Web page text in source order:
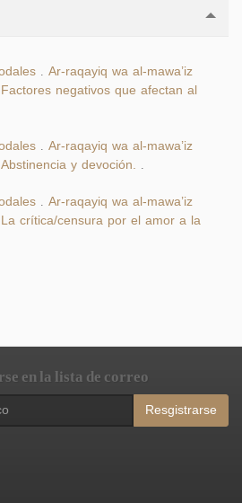
Ar-raqayiq wa al-mawa’iz
Factores negativos que afectan al
Ar-raqayiq wa al-mawa’iz
Abstinencia y devoción.
Ar-raqayiq wa al-mawa’iz
La crítica/censura por el amor a la
en la lista de correo
Resgistrarse